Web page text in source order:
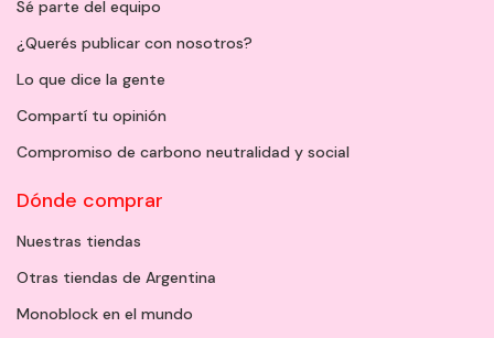
Sé parte del equipo
¿Querés publicar con nosotros?
Lo que dice la gente
Compartí tu opinión
Compromiso de carbono neutralidad y social
Dónde comprar
Nuestras tiendas
Otras tiendas de Argentina
Monoblock en el mundo